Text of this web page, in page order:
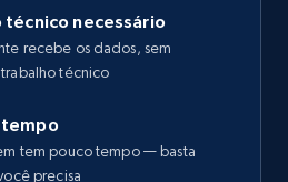
técnico necessário
recebe os dados, sem
técnico
tempo
tem pouco tempo — basta
precisa